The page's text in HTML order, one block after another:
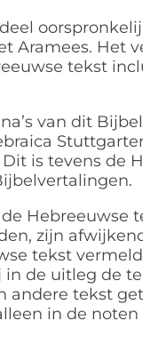
Aramees. Het
tekst
van dit
is tevens de
Hebreeuwse
zijn
tekst
de uitleg de
andere tekst
in de noten